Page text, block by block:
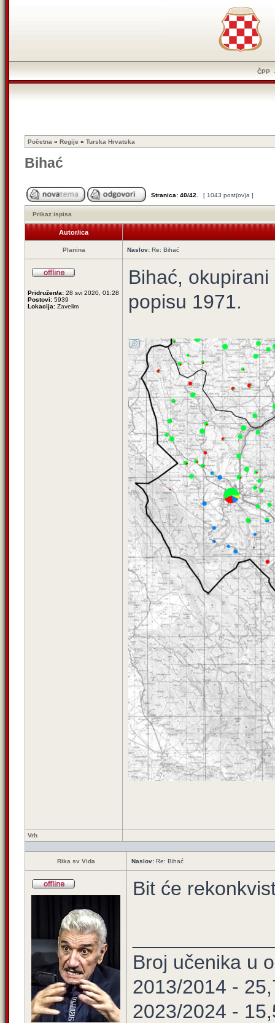
ČPP
Početna » Regije » Turska Hrvatska
Bihać
Stranica: 40/42 [ 1043 post(ov)a ]
Prikaz ispisa
Autor/ica
Planina Naslov: Re: Bihać
Pridružen/a: 28 svi 2020, 01:28
Postovi: 5939
Lokacija: Zavelim
Bihać,
popisu 1971.
Vrh
Rika sv Vida Naslov: Re: Bihać
Bit će
Broj učenika u
2013/2014 -
2023/2024 -